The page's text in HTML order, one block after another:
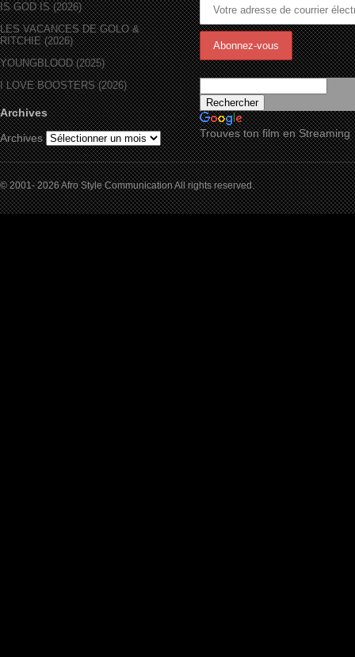
IS GOD IS (2026)
LES VACANCES DE GOLO &
RITCHIE (2026)
YOUNGBLOOD (2025)
I LOVE BOOSTERS (2026)
Archives
Archives
Trouves ton film en Streaming
© 2001- 2026 Afro Style Communication All rights reserved.